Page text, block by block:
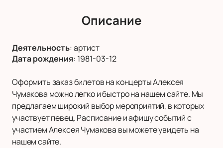
Описание
Деятельность:артист
Дата рождения: 1981-03-12
Оформить заказ билетов на концерты Алексея
Чумакова можно легко и быстро на нашем сайте. Мы
предлагаем широкий выбор мероприятий, в которых
участвует певец. Расписание и афишу событий с
участием Алексея Чумакова вы можете увидеть на
нашем сайте.